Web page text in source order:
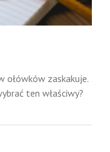
ołówków zaskakuje.
ten właściwy?